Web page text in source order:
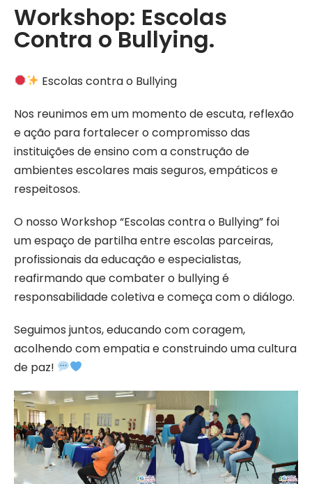
Workshop: Escolas
Contra o Bullying.
Escolas contra o Bullying
Nos reunimos em um momento de escuta, reflexão
e ação para fortalecer o compromisso das
instituições de ensino com a construção de
ambientes escolares mais seguros, empáticos e
respeitosos.
O nosso Workshop “Escolas contra o Bullying” foi
um espaço de partilha entre escolas parceiras,
profissionais da educação e especialistas,
reafirmando que combater o bullying é
responsabilidade coletiva e começa com o diálogo.
Seguimos juntos, educando com coragem,
acolhendo com empatia e construindo uma cultura
de paz!